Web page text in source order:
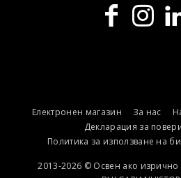
Електронен магазин За нас
Декларация за
Политика за използване на
2013-2026 © Освен ако изрично